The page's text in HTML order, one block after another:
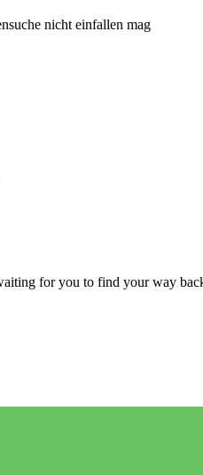
nicht einfallen mag
for you to find your way